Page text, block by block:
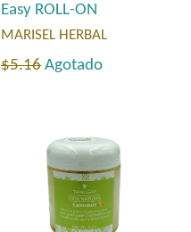
Easy ROLL-ON
MARISEL HERBAL
Precio
$5.16 Agotado